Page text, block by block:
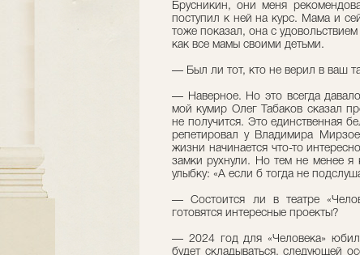
Брусникин, они меня
поступил к ней на курс. Мама и
тоже показал, она с
как все мамы своими детьми.
— Был ли тот, кто не верил в ваш
— Наверное. Но это всегда
мой кумир Олег Табаков сказал
не получится. Это единственная
репетировал у Владимира
жизни начинается что-то
замки рухнули. Но тем не менее я
улыбку: «А если б тогда не
— Состоится ли в театре
готовятся интересные проекты?
— 2024 год для «Человека»
будет складываться, следующей